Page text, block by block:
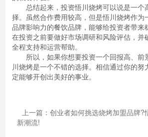
总结起来，投资悟川烧烤可以说是一个
择。虽然合作费用较高，但是悟川烧烤作为
品牌影响力的餐饮品牌，能够给投资者带来
在投资之前要做好市场调研和风险评估，并
全程支持和运营帮助。
所以，如果你想要投资一个回报高、前
川烧烤是一个不错的选择。相信通过你的
定能够开创出美好的事业。
上一篇：创业者如何挑选烧烤加盟品牌?
新潮流!